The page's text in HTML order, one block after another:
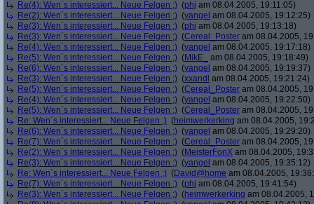
Re(4): Wen´s interessiert... Neue Felgen ;) (phj am 08.04.2005, 19:11:05)
Re(2): Wen´s interessiert... Neue Felgen ;) (yangel am 08.04.2005, 19:12:25)
Re(3): Wen´s interessiert... Neue Felgen ;) (phj am 08.04.2005, 19:13:18)
Re(3): Wen´s interessiert... Neue Felgen ;) (Cereal_Poster am 08.04.2005,
Re(4): Wen´s interessiert... Neue Felgen ;) (yangel am 08.04.2005, 19:17:18)
Re(5): Wen´s interessiert... Neue Felgen ;) (MikE_
am 08.04.2005, 19:18:49)
Re(6): Wen´s interessiert... Neue Felgen ;) (yangel am 08.04.2005, 19:19:37)
Re(3): Wen´s interessiert... Neue Felgen ;) (xxandl am 08.04.2005, 19:21:24)
Re(5): Wen´s interessiert... Neue Felgen ;) (Cereal_Poster am 08.04.2005,
Re(4): Wen´s interessiert... Neue Felgen ;) (yangel am 08.04.2005, 19:22:50)
Re(5): Wen´s interessiert... Neue Felgen ;) (Cereal_Poster am 08.04.2005,
Re: Wen´s interessiert... Neue Felgen ;) (heimwerkerking am 08.04.2005,
Re(6): Wen´s interessiert... Neue Felgen ;) (yangel am 08.04.2005, 19:29:20)
Re(7): Wen´s interessiert... Neue Felgen ;) (Cereal_Poster am 08.04.2005,
Re(2): Wen´s interessiert... Neue Felgen ;) (MeisterFonX am 08.04.2005,
Re(3): Wen´s interessiert... Neue Felgen ;) (yangel am 08.04.2005, 19:35:12)
Re: Wen´s interessiert... Neue Felgen ;) (David@home am 08.04.2005,
Re(7): Wen´s interessiert... Neue Felgen ;) (phj am 08.04.2005, 19:41:54)
Re(3): Wen´s interessiert... Neue Felgen ;) (heimwerkerking am 08.04.2005,